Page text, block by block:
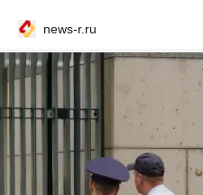
news-r.ru